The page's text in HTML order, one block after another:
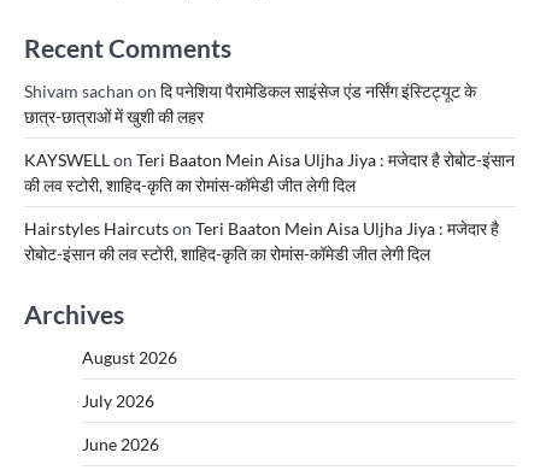
Recent Comments
Shivam sachan on दि पनेशिया पैरामेडिकल साइंसेज एंड नर्सिंग इंस्टिट्यूट के
छात्र-छात्राओं में खुशी की लहर
KAYSWELLon Teri Baaton Mein Aisa Uljha Jiya : मजेदार है रोबोट-इंसान
की लव स्टोरी, शाहिद-कृति का रोमांस-कॉमेडी जीत लेगी दिल
Hairstyles Haircutson Teri Baaton Mein Aisa Uljha Jiya : मजेदार है
रोबोट-इंसान की लव स्टोरी, शाहिद-कृति का रोमांस-कॉमेडी जीत लेगी दिल
Archives
August 2026
July 2026
June 2026